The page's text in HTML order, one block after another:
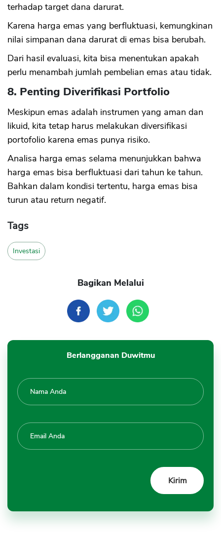
terhadap target dana darurat.
Karena harga emas yang berfluktuasi, kemungkinan
nilai simpanan dana darurat di emas bisa berubah.
Dari hasil evaluasi, kita bisa menentukan apakah
perlu menambah jumlah pembelian emas atau tidak.
8. Penting Diverifikasi Portfolio
Meskipun emas adalah instrumen yang aman dan
likuid, kita tetap harus melakukan diversifikasi
portofolio karena emas punya risiko.
Analisa harga emas selama menunjukkan bahwa
harga emas bisa berfluktuasi dari tahun ke tahun.
Bahkan dalam kondisi tertentu, harga emas bisa
turun atau return negatif.
Tags
Investasi
Bagikan Melalui
Berlangganan Duwitmu